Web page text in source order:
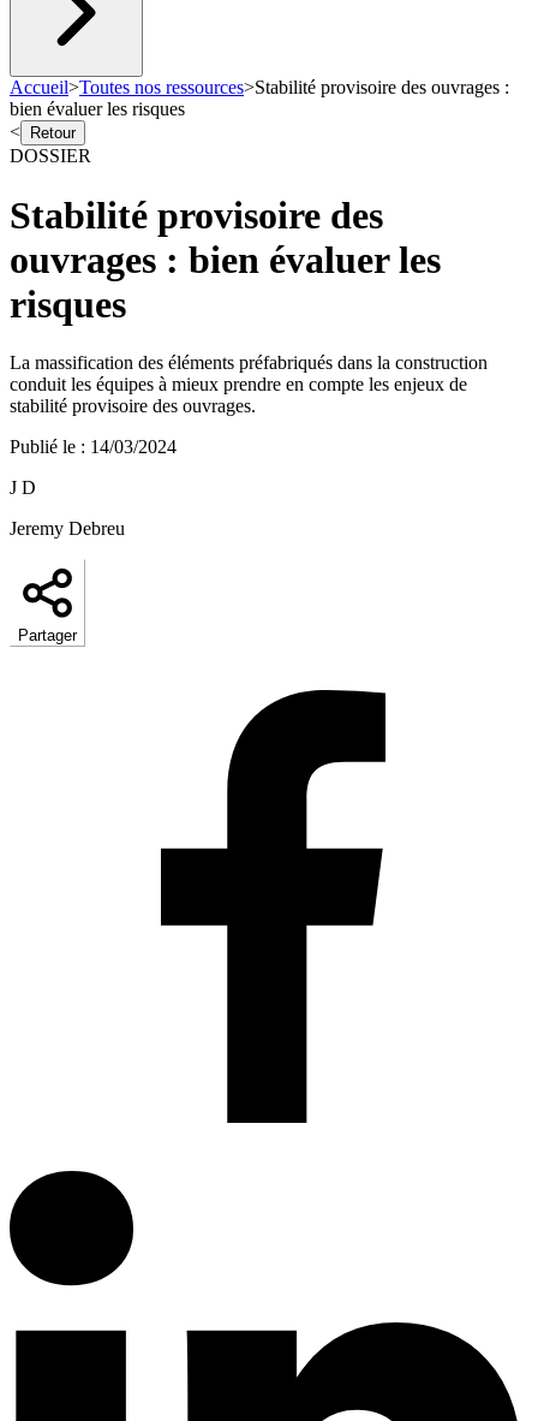
Accueil>Toutes nos ressources>Stabilité provisoire des ouvrages :
bien évaluer les risques
<
Retour
DOSSIER
Stabilité provisoire des
ouvrages : bien évaluer les
risques
La massification des éléments préfabriqués dans la construction
conduit les équipes à mieux prendre en compte les enjeux de
stabilité provisoire des ouvrages.
Publié le : 14/03/2024
J D
Jeremy Debreu
Partager